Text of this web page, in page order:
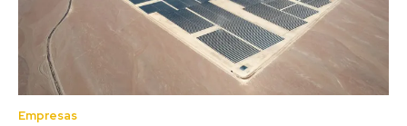
Empresas